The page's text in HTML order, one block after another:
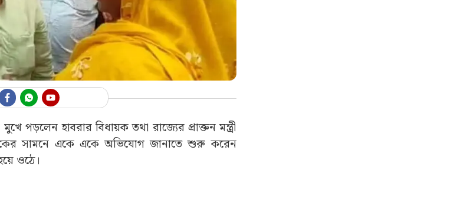
পড়লেন হাবরার বিধায়ক তথা রাজ্যের প্রাক্তন মন্ত্রী
সামনে একে একে অভিযোগ জানাতে শুরু করেন
ওঠে।